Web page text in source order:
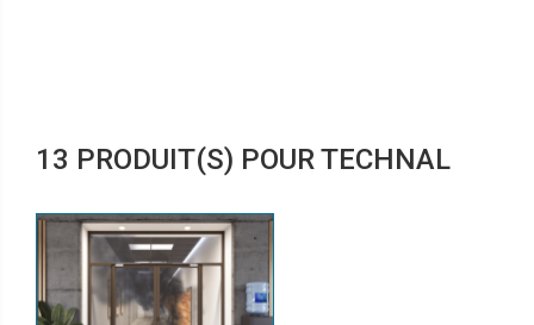
13 PRODUIT(S) POUR TECHNAL